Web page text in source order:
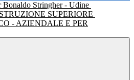
Bonaldo Stringher - Udine
SUPERIORE
- AZIENDALE E PER